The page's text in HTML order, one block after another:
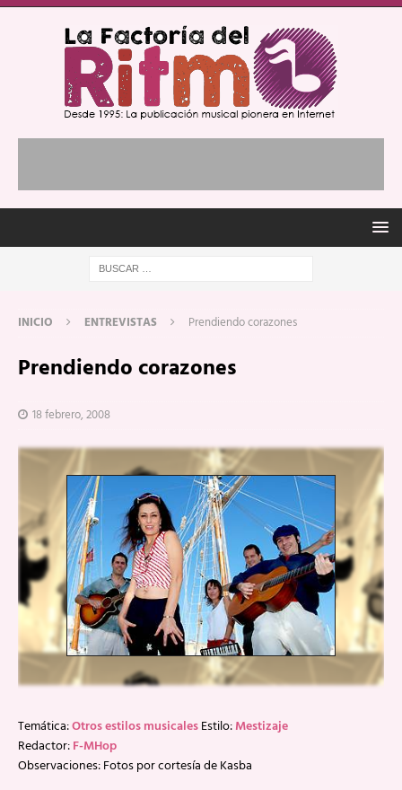
INICIO ENTREVISTAS Prendiendo corazones
Prendiendo corazones
18 febrero, 2008
Temática:Otros estilos musicalesEstilo:Mestizaje
Redactor:F-MHop
Observaciones: Fotos por cortesía de Kasba